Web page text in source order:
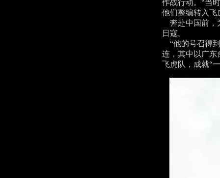
作战行动。“当
他们整编转入飞
奔赴中国前，
日寇。
“他的号召得到
连，其中以广东
飞虎队，成就“